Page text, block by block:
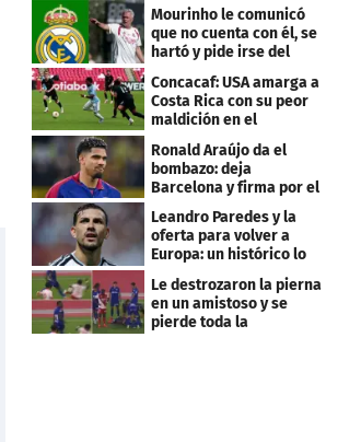
Mourinho le comunicó
que no cuenta con él, se
hartó y pide irse del
Concacaf: USA amarga a
Costa Rica con su peor
maldición en el
premundial Sub-20
Ronald Araújo da el
bombazo: deja
Barcelona y firma por el
club menos pensado
Leandro Paredes y la
oferta para volver a
Europa: un histórico lo
Le destrozaron la pierna
en un amistoso y se
pierde toda la